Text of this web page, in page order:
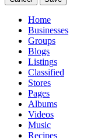
Home
Businesses
Groups
Blogs
Listings
Classified
Stores
Pages
Albums
Videos
Music
Recipes